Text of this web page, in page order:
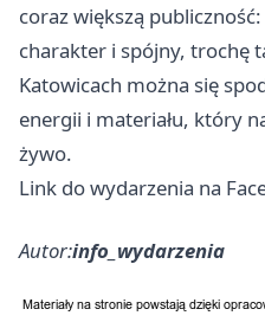
coraz większą
charakter i spójny, trochę
Katowicach można się
energii i materiału, który
żywo.
Link do wydarzenia na
Autor:info_wydarzenia